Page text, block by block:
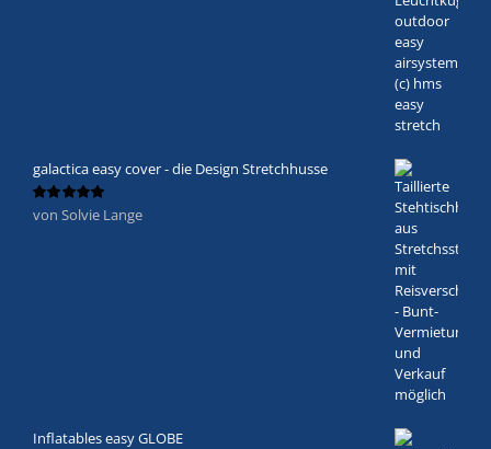
galactica easy cover - die Design Stretchhusse
Bewertet
von Solvie Lange
Inflatables easy GLOBE